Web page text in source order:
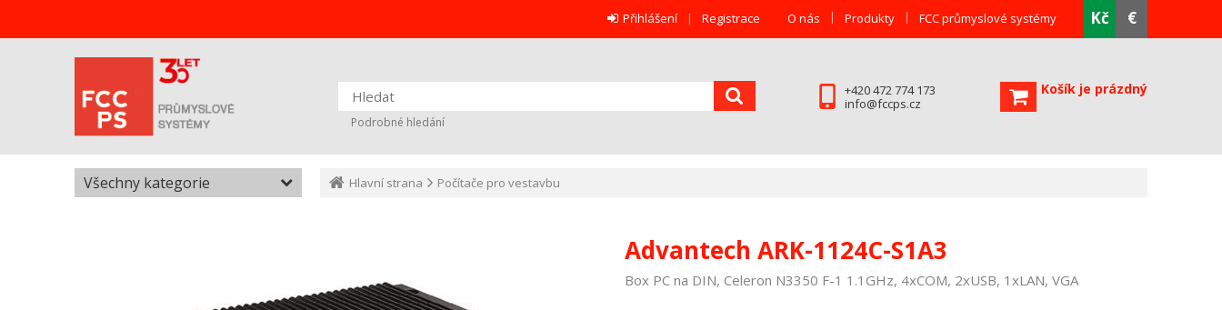
Kč €
O nás Produkty FCC průmyslové systémy
Přihlášení Registrace
Košík je prázdný
+420 472 774 173
info@fccps.cz
Podrobné hledání
Všechny kategorie Hlavní strana Počítače pro vestavbu
Advantech ARK-1124C-S1A3
Box PC na DIN, Celeron N3350 F-1 1.1GHz, 4xCOM, 2xUSB, 1xLAN, VGA